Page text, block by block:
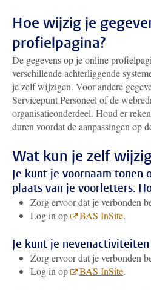
Hoe wijzig je
profielpagina?
De gegevens op je online
verschillende achterliggende
je zelf wijzigen. Voor andere
Servicepunt Personeel of de
organisatieonderdeel. Houd er
duren voordat de aanpassingen op
Wat kun je zelf
Je kunt je voornaam tonen
plaats van je voorletters.
Zorg ervoor dat je verbonden
Log in op
BAS InSite.
Je kunt je nevenactiviteiten
Zorg ervoor dat je verbonden
Log in op
BAS InSite.